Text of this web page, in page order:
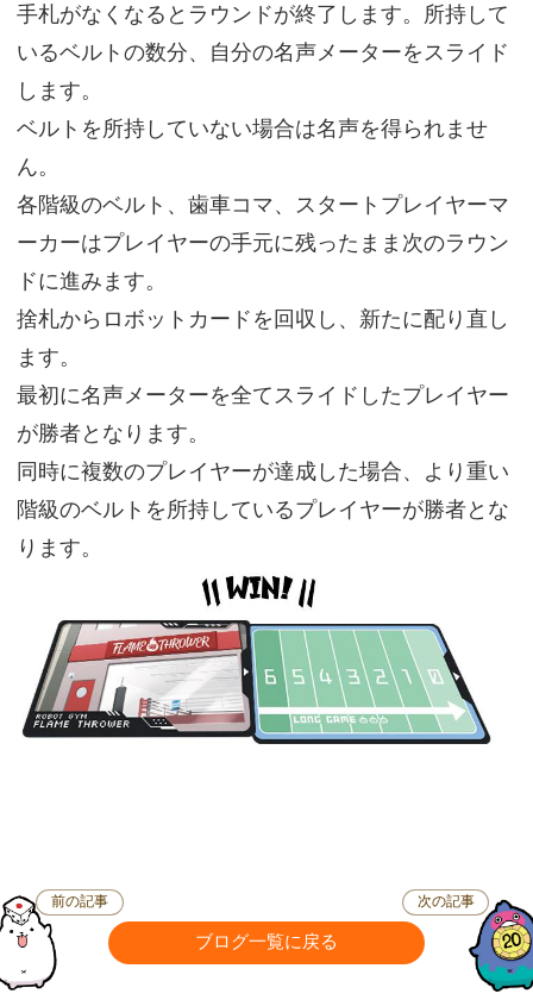
手札がなくなるとラウンドが終了します。所持して
いるベルトの数分、自分の名声メーターをスライド
します。
ベルトを所持していない場合は名声を得られませ
ん。
各階級のベルト、歯車コマ、スタートプレイヤーマ
ーカーはプレイヤーの手元に残ったまま次のラウン
ドに進みます。
捨札からロボットカードを回収し、新たに配り直し
ます。
最初に名声メーターを全てスライドしたプレイヤー
が勝者となります。
同時に複数のプレイヤーが達成した場合、より重い
階級のベルトを所持しているプレイヤーが勝者とな
ります。
前の記事
ブログ一覧に戻る
次の記事